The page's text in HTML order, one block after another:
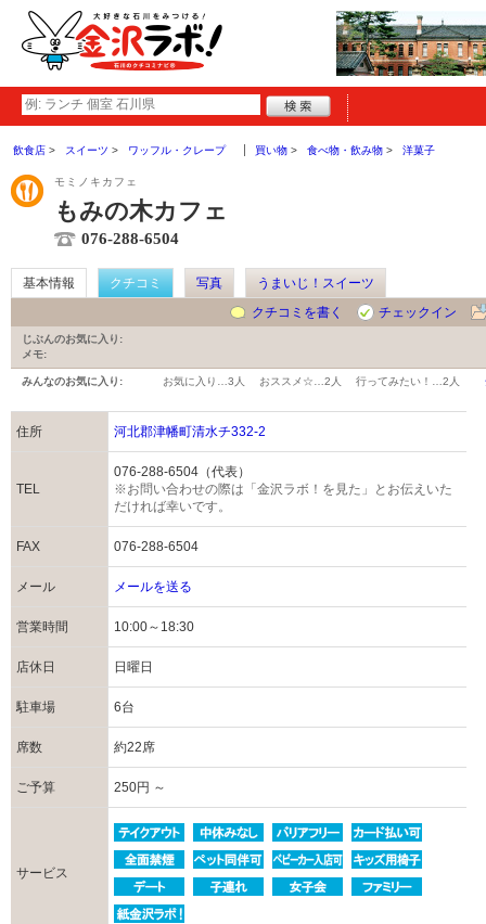
飲食店 スイーツ ワッフル・クレープ 買い物 食べ物・飲み物 洋菓子
モミノキカフェ
もみの木カフェ
076-288-6504
基本情報 クチコミ 写真
うまいじ！スイーツ
クチコミを書く
チェックイン
じぶんのお気に入り:
メモ:
みんなのお気に入り: お気に入り… 3人 おススメ☆… 2人 行ってみたい！… 2人
住所 河北郡津幡町清水チ332-2
TEL
076-288-6504（代表）
※お問い合わせの際は「金沢ラボ！を見た」とお伝えいた
だければ幸いです。
FAX 076-288-6504
メール メールを送る
営業時間 10:00～18:30
店休日 日曜日
駐車場 6台
席数 約22席
ご予算 250円 ～
サービス